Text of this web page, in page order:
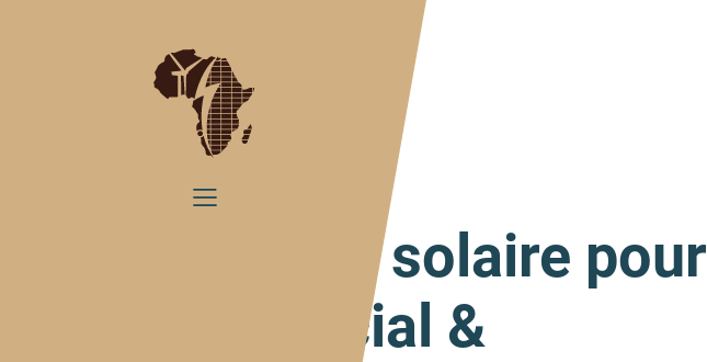
Commercial & Industrial
Electricité solaire pour
Commercial &